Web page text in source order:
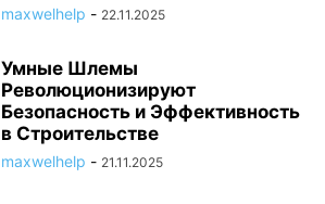
maxwelhelp - 22.11.2025
Умные Шлемы
Революционизируют
Безопасность и Эффективность
в Строительстве
maxwelhelp - 21.11.2025